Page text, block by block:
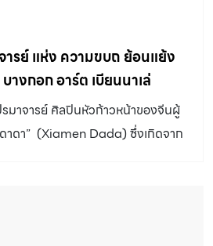
ารย์ แห่ง ความขบถ ย้อนแย้ง
างกอก อาร์ต เบียนนาเล่
มาจารย์ ศิลปินหัวก้าวหน้าของจีนผู้
าดา” (Xiamen Dada) ซึ่งเกิดจาก